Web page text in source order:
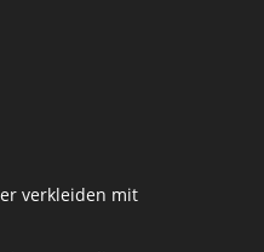
verkleiden mit